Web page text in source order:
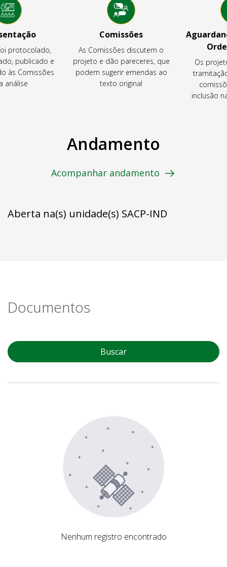
protocolado,
publicado e
às Comissões
análise
Comissões
As Comissões discutem o
projeto e dão pareceres, que
podem sugerir emendas ao
texto original
Os
inclusão
Andamento
Acompanhar andamento
Aberta na(s) unidade(s) SACP-IND
Documentos
Buscar
Nenhum registro encontrado
Nenhum registro encontrado